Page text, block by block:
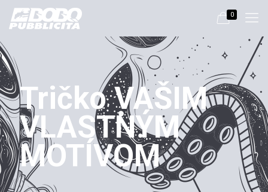
0
Tričko VAŠIM
VLASTNÝM
MOTÍVOM